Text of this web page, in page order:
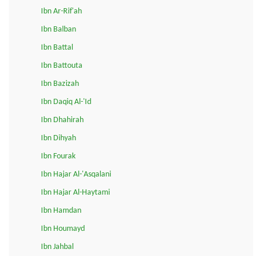
Ibn Ar-Rif'ah
Ibn Balban
Ibn Battal
Ibn Battouta
Ibn Bazizah
Ibn Daqiq Al-'Id
Ibn Dhahirah
Ibn Dihyah
Ibn Fourak
Ibn Hajar Al-'Asqalani
Ibn Hajar Al-Haytami
Ibn Hamdan
Ibn Houmayd
Ibn Jahbal